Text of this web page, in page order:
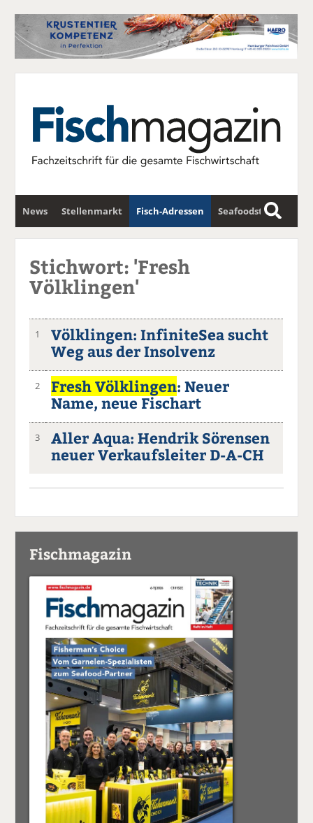
News Stellenmarkt Fisch-Adressen Seafoodstar
Fischwirtschafts-Gipfel Newsletter
S
u
Stichwort: 'Fresh
Völklingen'
1
Völklingen: InfiniteSea sucht
Weg aus der Insolvenz
2 Fresh Völklingen: Neuer
Name, neue Fischart
3
Aller Aqua: Hendrik Sörensen
neuer Verkaufsleiter D-A-CH
Fischmagazin